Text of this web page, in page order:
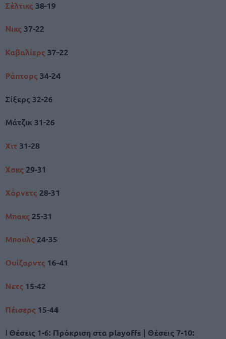
Σέλτικς 38-19
Νικς 37-22
Καβαλίερς 37-22
Ράπτορς 34-24
Σίξερς 32-26
Μάτζικ 31-26
Χιτ 31-28
Χοκς 29-31
Χόρνετς 28-31
Μπακς 25-31
Μπουλς 24-35
Ουίζαρντς 16-41
Νετς 15-42
Πέισερς 15-44
ℹ Θέσεις 1-6: Πρόκριση στα playoffs | Θέσεις 7-10: